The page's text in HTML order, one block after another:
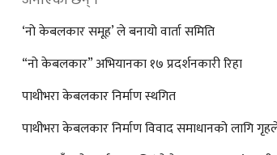
‘नो केबलकार समूह’ ले बनायो वार्ता समिति
“नो केबलकार” अभियानका १७ प्रदर्शनकारी रिहा
पाथीभरा केबलकार निर्माण स्थगित
पाथीभरा केबलकार निर्माण विवाद समाधानको लागि